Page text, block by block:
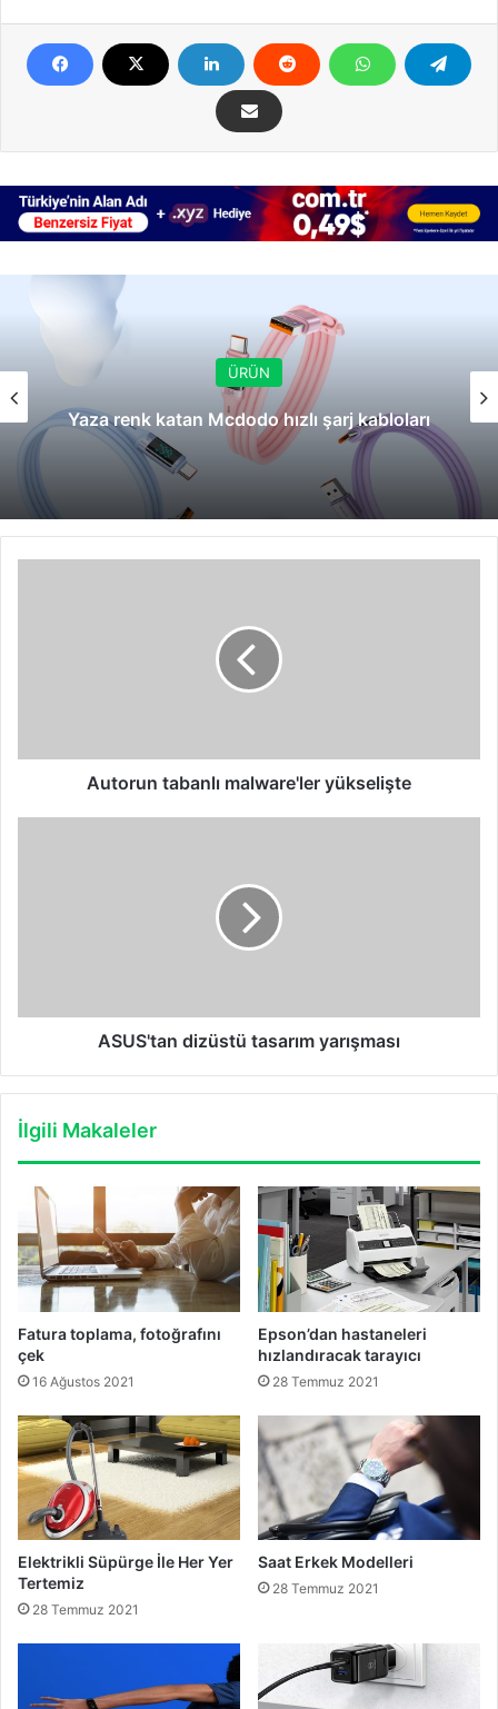
ÜRÜN
Yaza renk katan Mcdodo hızlı şarj kabloları
Autorun tabanlı malware'ler yükselişte
ASUS'tan dizüstü tasarım yarışması
İlgili Makaleler
Fatura toplama, fotoğrafını
çek
16 Ağustos 2021
Epson’dan hastaneleri
hızlandıracak tarayıcı
28 Temmuz 2021
Elektrikli Süpürge İle Her Yer
Tertemiz
28 Temmuz 2021
Saat Erkek Modelleri
28 Temmuz 2021